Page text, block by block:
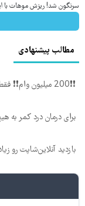
سرنگون شد! ریزش موهات با این
مطالب پیشنهادی
❗❗200 میلیون وام❗❗ فقط با احراز هویت
برای درمان درد کمر
بازدید آنلاین‌شاپت رو